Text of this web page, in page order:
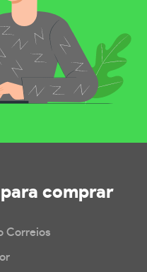
para comprar
Correios